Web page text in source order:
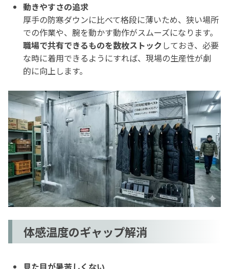
動きやすさの追求
厚手の防寒ダウンに比べて格段に薄いため、狭い場所
での作業や、腕を動かす動作がスムーズになります。
職場で共有できるものを数枚ストック しておき、必要
な時に着用できるようにすれば、現場の生産性が劇
的に向上します。
体感温度のギャップ解消
見た目が暑苦しくない